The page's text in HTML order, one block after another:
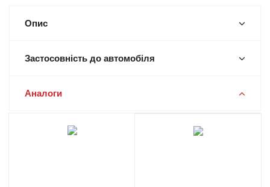
Опис
Застосовність до автомобіля
Аналоги